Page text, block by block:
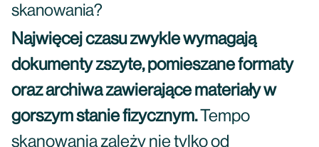
skanowania?
Najwięcej czasu zwykle wymagają
dokumenty zszyte, pomieszane formaty
oraz archiwa zawierające materiały w
gorszym stanie fizycznym.Tempo
skanowania zależy nie tylko od